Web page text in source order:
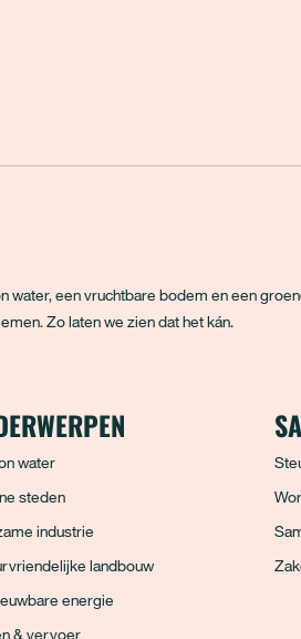
water, een vruchtbare bodem en een
Zo laten we zien dat het kán.
water
steden
industrie
landbouw
energie
& vervoer